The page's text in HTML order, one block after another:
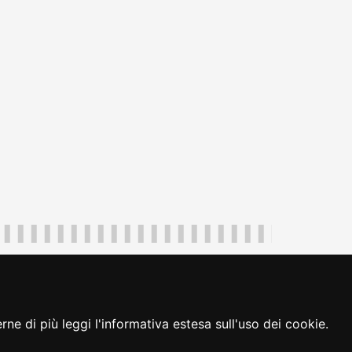
di più leggi l'informativa estesa sull'uso dei cookie.
cambio preferenze cookie loginFVG